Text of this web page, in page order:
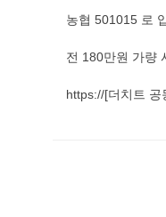
농협 501015 로
전 180만원 가량
https://[더치트 공